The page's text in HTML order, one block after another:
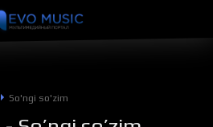
So'ngi so'zim